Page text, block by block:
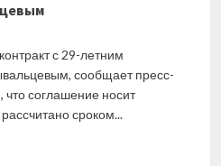
с 29-летним
сообщает пресс-
соглашение носит
сроком...